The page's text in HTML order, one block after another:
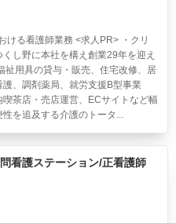
ける看護師業務 <求人PR> ・クリ
し野に本社を構え創業29年を迎え
祉用具の貸与・販売、住宅改修、居
、調剤薬局、就労支援B型事業
茶店・売店運営、ECサイトなど幅
を追及する介護のトータ...
看護ステーション/正看護師